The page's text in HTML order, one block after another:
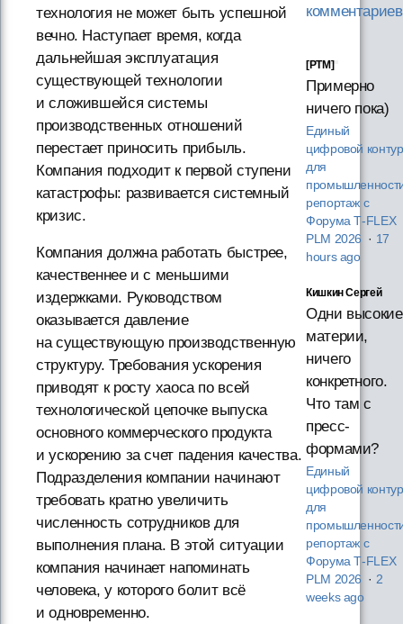
технология не может быть успешной
вечно. Наступает время, когда
дальнейшая эксплуатация
существующей технологии
и сложившейся системы
производственных отношений
перестает приносить прибыль.
Компания подходит к первой ступени
катастрофы: развивается системный
кризис.
Компания должна работать быстрее,
качественнее и с меньшими
издержками. Руководством
оказывается давление
на существующую производственную
структуру. Требования ускорения
приводят к росту хаоса по всей
технологической цепочке выпуска
основного коммерческого продукта
и ускорению за счет падения качества.
Подразделения компании начинают
требовать кратно увеличить
численность сотрудников для
выполнения плана. В этой ситуации
компания начинает напоминать
человека, у которого болит всё
и одновременно.
комментариев
[PTM]
Примерно
ничего пока)
Единый
цифровой контур
для
репортаж с
Форума T‑FLEX
PLM 2026 · 17
hours ago
Кишкин Сергей
Одни высокие
материи,
ничего
конкретного.
Что там с
пресс-
формами?
Единый
цифровой контур
для
репортаж с
Форума T‑FLEX
PLM 2026 · 2
weeks ago